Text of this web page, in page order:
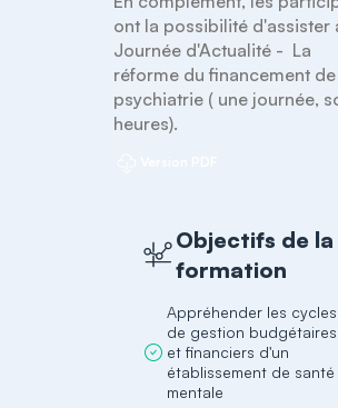
ont la possibilité d'assister
Journée d'Actualité -  La
réforme du financement
psychiatrie ( une journée,
heures).
Objectifs de la
formation
Appréhender les cycles
de gestion budgétaires
et financiers d'un
établissement de santé
mentale